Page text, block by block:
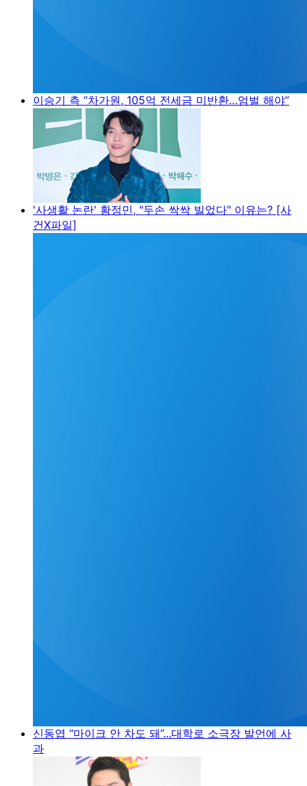
이승기 측 “차가원, 105억 전세금 미반환…엄벌 해야”
'사생활 논란' 황정민, "두손 싹싹 빌었다" 이유는? [사
건X파일]
신동엽 “마이크 안 차도 돼”...대학로 소극장 발언에 사
과